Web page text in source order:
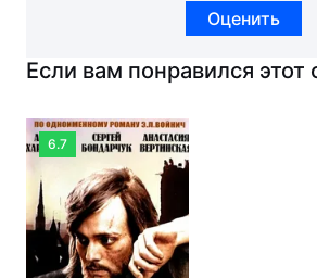
Оценить
Если вам понравился этот
6.7